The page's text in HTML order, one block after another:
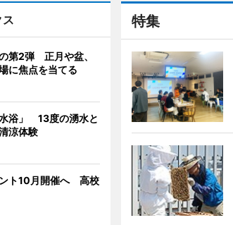
特集
第2弾 正月や盆、
に焦点を当てる
浴」 13度の湧水と
涼体験
ト10月開催へ 高校